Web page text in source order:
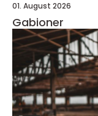
01. August 2026
Gabioner